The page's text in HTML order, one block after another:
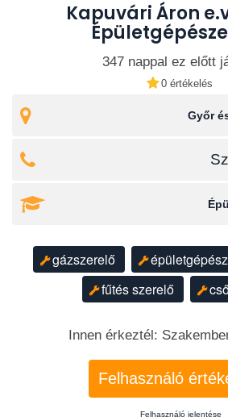
Kapuvári Áron
347 nappal ez előtt
0 értékelés
Győr
gázszerelő épületgépész
fűtés szerelő
Innen érkeztél:
Felhasználó
Felhasználó jelentése